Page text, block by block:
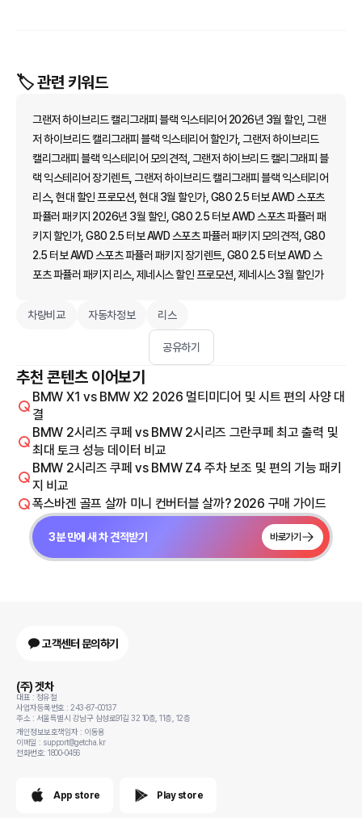
🏷️ 관련 키워드
그랜저 하이브리드 캘리그래피 블랙 익스테리어 2026년 3월 할인, 그랜
저 하이브리드 캘리그래피 블랙 익스테리어 할인가, 그랜저 하이브리드
캘리그래피 블랙 익스테리어 모의견적, 그랜저 하이브리드 캘리그래피 블
랙 익스테리어 장기렌트, 그랜저 하이브리드 캘리그래피 블랙 익스테리어
리스, 현대 할인 프로모션, 현대 3월 할인가, G80 2.5 터보 AWD 스포츠
파퓰러 패키지 2026년 3월 할인, G80 2.5 터보 AWD 스포츠 파퓰러 패
키지 할인가, G80 2.5 터보 AWD 스포츠 파퓰러 패키지 모의견적, G80
2.5 터보 AWD 스포츠 파퓰러 패키지 장기렌트, G80 2.5 터보 AWD 스
포츠 파퓰러 패키지 리스, 제네시스 할인 프로모션, 제네시스 3월 할인가
차량비교 자동차정보 리스
공유하기
추천 콘텐츠 이어보기
BMW X1 vs BMW X2 2026 멀티미디어 및 시트 편의 사양 대
결
BMW 2시리즈 쿠페 vs BMW 2시리즈 그란쿠페 최고 출력 및
최대 토크 성능 데이터 비교
BMW 2시리즈 쿠페 vs BMW Z4 주차 보조 및 편의 기능 패키
지 비교
폭스바겐 골프 살까 미니 컨버터블 살까? 2026 구매 가이드
3분 만에 새 차 견적받기 바로가기
고객센터 문의하기
(주) 겟차
대표 : 정유철
사업자등록번호 : 243-87-00137
주소 : 서울특별시 강남구 삼성로91길 32 10층, 11층, 12층
개인정보보호책임자 : 이동용
이메일 : support@getcha.kr
전화번호: 1800-0456
App store Play store